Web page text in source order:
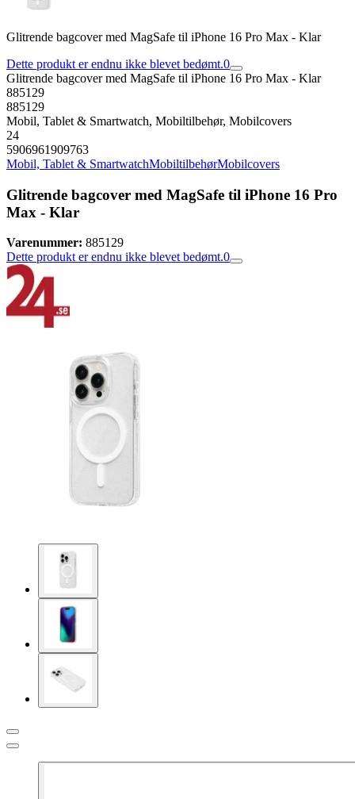
Glitrende bagcover med MagSafe til iPhone 16 Pro Max - Klar
Dette produkt er endnu ikke blevet bedømt.0
Glitrende bagcover med MagSafe til iPhone 16 Pro Max - Klar
885129
885129
Mobil, Tablet & Smartwatch, Mobiltilbehør, Mobilcovers
24
5906961909763
Mobil, Tablet & SmartwatchMobiltilbehørMobilcovers
Glitrende bagcover med MagSafe til iPhone 16 Pro
Max - Klar
Varenummer: 885129
Dette produkt er endnu ikke blevet bedømt.0